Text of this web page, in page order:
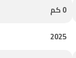
0 كم
2025